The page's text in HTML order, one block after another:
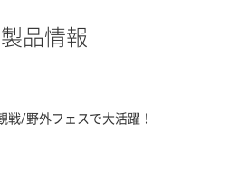
製品情報
/野外フェスで大活躍！